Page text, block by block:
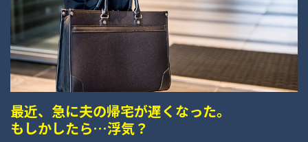
最近、急に夫の帰宅が遅くなった。
もしかしたら…浮気？